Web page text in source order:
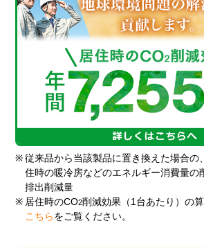
※ 従来品から当該製品に置き換えた場合の
住時の暖冷房などのエネルギー消費量の
排出削減量
※ 居住時のCO2削減効果（1台あたり）の
こちら をご覧ください。